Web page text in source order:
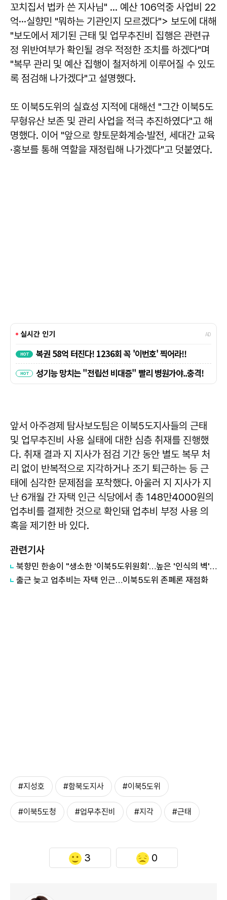
꼬치집서 법카 쓴 지사님" … 예산 106억중 사업비 22
억···실향민 "뭐하는 기관인지 모르겠다"> 보도에 대해
"보도에서 제기된 근태 및 업무추진비 집행은 관련규
정 위반여부가 확인될 경우 적정한 조치를 하겠다"며
"복무 관리 및 예산 집행이 철저하게 이루어질 수 있도
록 점검해 나가겠다"고 설명했다.
또 이북5도위의 실효성 지적에 대해선 "그간 이북5도
무형유산 보존 및 관리 사업을 적극 추진하였다"고 해
명했다. 이어 "앞으로 향토문화계승·발전, 세대간 교육
·홍보를 통해 역할을 재정립해 나가겠다"고 덧붙였다.
앞서 아주경제 탐사보도팀은 이북5도지사들의 근태
및 업무추진비 사용 실태에 대한 심층 취재를 진행했
다. 취재 결과 지 지사가 점검 기간 동안 별도 복무 처
리 없이 반복적으로 지각하거나 조기 퇴근하는 등 근
태에 심각한 문제점을 포착했다. 아울러 지 지사가 지
난 6개월 간 자택 인근 식당에서 총 148만4000원의
업추비를 결제한 것으로 확인돼 업추비 부정 사용 의
혹을 제기한 바 있다.
관련기사
북향민 한송이 "생소한 '이북5도위원회'…높은 '인식의 벽' 있어"
출근 늦고 업추비는 자택 인근…이북5도위 존폐론 재점화
#지성호 #함북도지사 #이북5도위
#이북5도청 #업무추진비 #지각 #근태
3 0